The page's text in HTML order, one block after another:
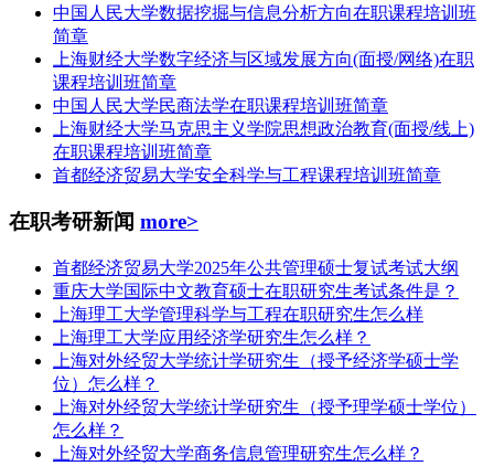
中国人民大学数据挖掘与信息分析方向在职课程培训班
简章
上海财经大学数字经济与区域发展方向(面授/网络)在职
课程培训班简章
中国人民大学民商法学在职课程培训班简章
上海财经大学马克思主义学院思想政治教育(面授/线上)
在职课程培训班简章
首都经济贸易大学安全科学与工程课程培训班简章
在职考研新闻 more>
首都经济贸易大学2025年公共管理硕士复试考试大纲
重庆大学国际中文教育硕士在职研究生考试条件是？
上海理工大学管理科学与工程在职研究生怎么样
上海理工大学应用经济学研究生怎么样？
上海对外经贸大学统计学研究生（授予经济学硕士学
位）怎么样？
上海对外经贸大学统计学研究生（授予理学硕士学位）
怎么样？
上海对外经贸大学商务信息管理研究生怎么样？